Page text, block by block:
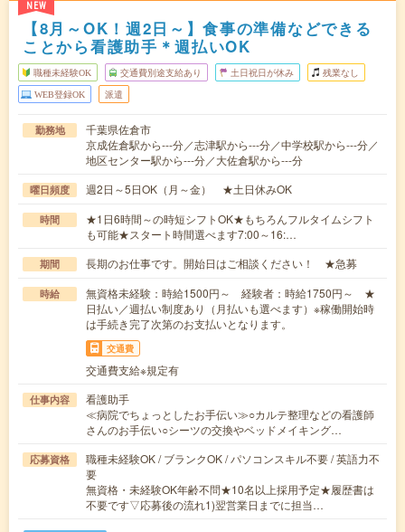
NEW
【8月～OK！週2日～】食事の準備などできる
ことから看護助手＊週払いOK
職種未経験OK 交通費別途支給あり 土日祝日が休み 残業なし
WEB登録OK 派遣
勤務地
千葉県佐倉市
京成佐倉駅から---分／志津駅から---分／中学校駅から---分／
地区センター駅から---分／大佐倉駅から---分
曜日頻度 週2日～5日OK（月～金） ★土日休みOK
時間
★1日6時間～の時短シフトOK★もちろんフルタイムシフト
も可能★スタート時間選べます7:00～16:…
期間 長期のお仕事です。開始日はご相談ください！ ★急募
時給
無資格未経験：時給1500円～ 経験者：時給1750円～ ★
日払い／週払い制度あり（月払いも選べます）※稼働開始時
は手続き完了次第のお支払いとなります。
交通費
交通費支給※規定有
仕事内容
看護助手
≪病院でちょっとしたお手伝い≫○カルテ整理などの看護師
さんのお手伝い○シーツの交換やベッドメイキング…
応募資格
職種未経験OK / ブランクOK / パソコンスキル不要 / 英語力不
要
無資格・未経験OK年齢不問★10名以上採用予定★履歴書は
不要です▽応募後の流れ1)翌営業日までに担当…